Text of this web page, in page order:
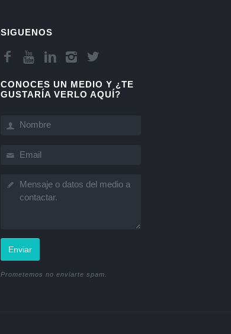
SIGUENOS
CONOCES UN MEDIO Y ¿TE
GUSTARÍA VERLO AQUÍ?
Enviar
Prometemos no enviarte spam.